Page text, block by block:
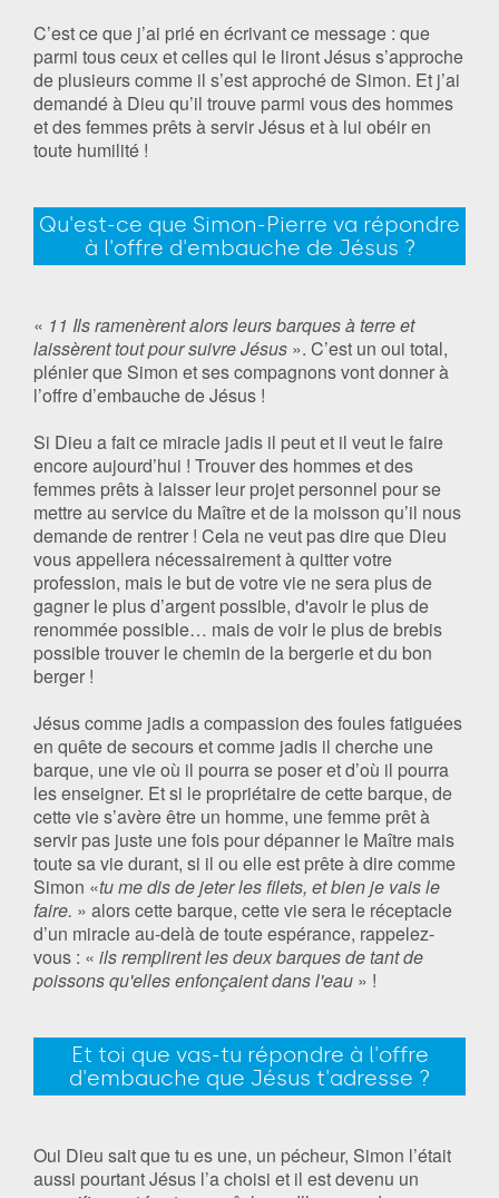
C’est ce que j’ai prié en écrivant ce message : que
parmi tous ceux et celles qui le liront Jésus s’approche
de plusieurs comme il s’est approché de Simon. Et j’ai
demandé à Dieu qu’il trouve parmi vous des hommes
et des femmes prêts à servir Jésus et à lui obéir en
toute humilité !
Qu'est-ce que Simon-Pierre va répondre
à l'offre d'embauche de Jésus ?
« 11 Ils ramenèrent alors leurs barques à terre et
laissèrent tout pour suivre Jésus ». C’est un oui total,
plénier que Simon et ses compagnons vont donner à
l’offre d’embauche de Jésus !
Si Dieu a fait ce miracle jadis il peut et il veut le faire
encore aujourd’hui ! Trouver des hommes et des
femmes prêts à laisser leur projet personnel pour se
mettre au service du Maître et de la moisson qu’il nous
demande de rentrer ! Cela ne veut pas dire que Dieu
vous appellera nécessairement à quitter votre
profession, mais le but de votre vie ne sera plus de
gagner le plus d’argent possible, d'avoir le plus de
renommée possible… mais de voir le plus de brebis
possible trouver le chemin de la bergerie et du bon
berger !
Jésus comme jadis a compassion des foules fatiguées
en quête de secours et comme jadis il cherche une
barque, une vie où il pourra se poser et d’où il pourra
les enseigner. Et si le propriétaire de cette barque, de
cette vie s’avère être un homme, une femme prêt à
servir pas juste une fois pour dépanner le Maître mais
toute sa vie durant, si il ou elle est prête à dire comme
Simon «tu me dis de jeter les filets, et bien je vais le
faire. » alors cette barque, cette vie sera le réceptacle
d’un miracle au-delà de toute espérance, rappelez-
vous : « ils remplirent les deux barques de tant de
poissons qu'elles enfonçaient dans l'eau » !
Et toi que vas-tu répondre à l'offre
d'embauche que Jésus t'adresse ?
Oui Dieu sait que tu es une, un pécheur, Simon l’était
aussi pourtant Jésus l’a choisi et il est devenu un